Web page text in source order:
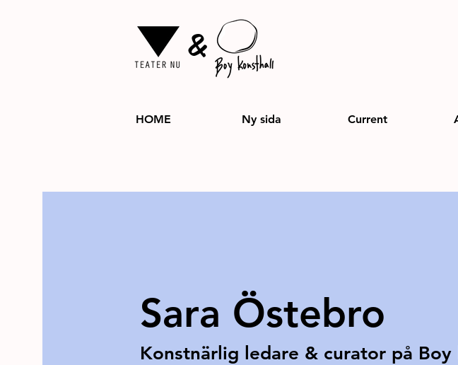
&
HOME Ny sida Current
Sara Östebro
Konstnärlig ledare & curator på Boy